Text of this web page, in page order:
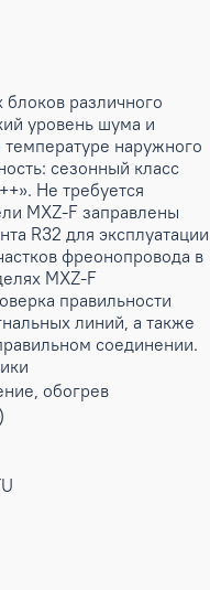
различного
уровень шума и
наружного
сезонный класс
Не требуется
MXZ-F заправлены
R32 для эксплуатации
фреонопровода в
MXZ-F
правильности
линий, а также
соединении.
обогрев